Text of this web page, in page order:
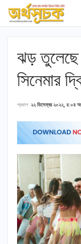
ঝড় তুলেছে
সিনেমার
প্রকাশ ২২ ডিসেম্বর ২০২২, ৪:০৪